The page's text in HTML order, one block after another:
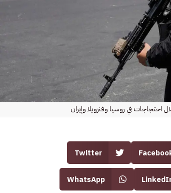
احتجاجات في روسيا وفنزويلا وإيران
Twitter
WhatsApp